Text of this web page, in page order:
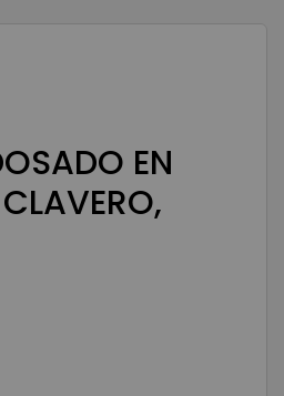
EN